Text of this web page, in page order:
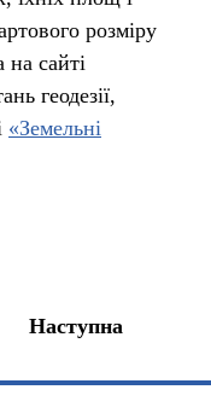
розміру
на сайті
геодезії,
«Земельні
Наступна